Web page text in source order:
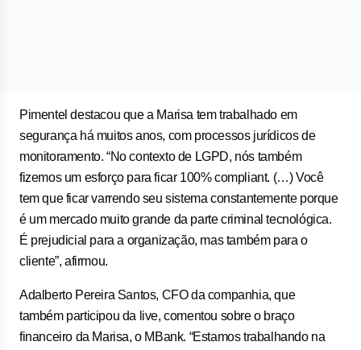
Pimentel destacou que a Marisa tem trabalhado em
segurança há muitos anos, com processos jurídicos de
monitoramento. “No contexto de LGPD, nós também
fizemos um esforço para ficar 100% compliant. (…) Você
tem que ficar varrendo seu sistema constantemente porque
é um mercado muito grande da parte criminal tecnológica.
É prejudicial para a organização, mas também para o
cliente”, afirmou.
Adalberto Pereira Santos, CFO da companhia, que
também participou da live, comentou sobre o braço
financeiro da Marisa, o MBank. “Estamos trabalhando na